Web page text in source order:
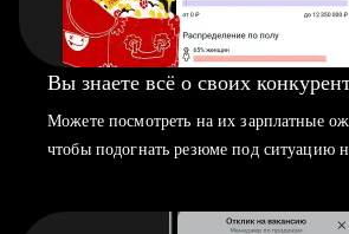
Вы знаете всё о своих
Можете посмотреть на их зарплатные
чтобы подогнать резюме под ситуацию